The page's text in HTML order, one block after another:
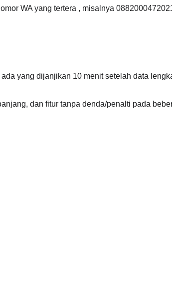
WA yang tertera , misalnya
yang dijanjikan 10 menit setelah data
dan fitur tanpa denda/penalti pada